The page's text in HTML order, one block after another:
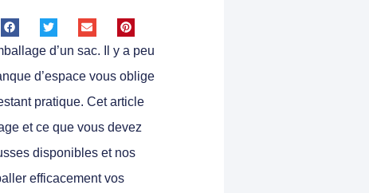
d’un sac. Il y a peu
d’espace vous oblige
pratique. Cet article
et ce que vous devez
disponibles et nos
efficacement vos